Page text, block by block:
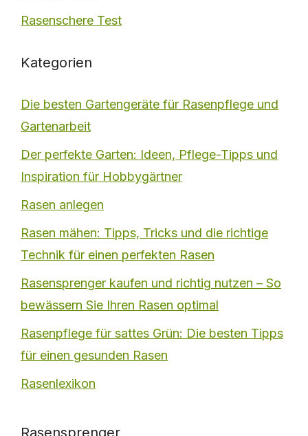
Rasenschere Test
Kategorien
Die besten Gartengeräte für Rasenpflege und
Gartenarbeit
Der perfekte Garten: Ideen, Pflege-Tipps und
Inspiration für Hobbygärtner
Rasen anlegen
Rasen mähen: Tipps, Tricks und die richtige
Technik für einen perfekten Rasen
Rasensprenger kaufen und richtig nutzen – So
bewässern Sie Ihren Rasen optimal
Rasenpflege für sattes Grün: Die besten Tipps
für einen gesunden Rasen
Rasenlexikon
Rasensprenger